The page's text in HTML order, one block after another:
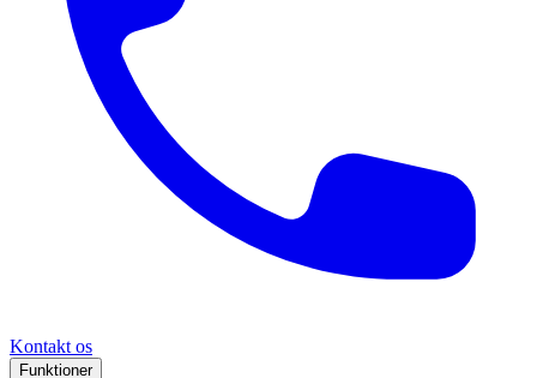
Kontakt os
Funktioner